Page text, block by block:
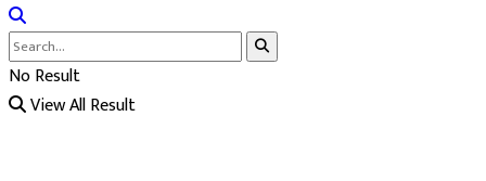
No Result
View All Result